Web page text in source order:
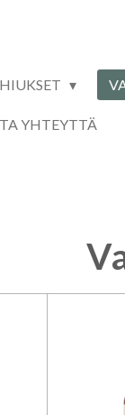
HIUKSET
YHTEYTTÄ